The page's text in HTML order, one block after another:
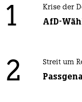
1 Krise der
AfD-
2 Streit um